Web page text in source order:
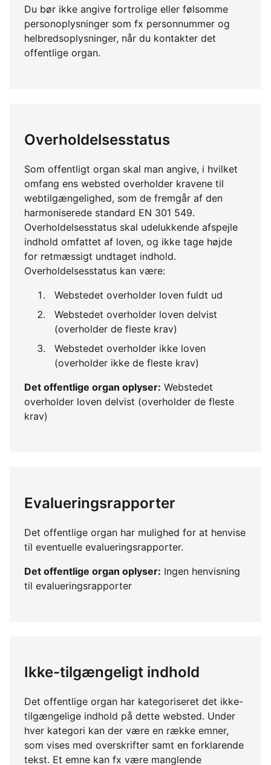
Du bør ikke angive fortrolige eller følsomme
personoplysninger som fx personnummer og
helbredsoplysninger, når du kontakter det
offentlige organ.
Overholdelsesstatus
Som offentligt organ skal man angive, i hvilket
omfang ens websted overholder kravene til
webtilgængelighed, som de fremgår af den
harmoniserede standard EN 301 549.
Overholdelsesstatus skal udelukkende afspejle
indhold omfattet af loven, og ikke tage højde
for retmæssigt undtaget indhold.
Overholdelsesstatus kan være:
Webstedet overholder loven fuldt ud
Webstedet overholder loven delvist
(overholder de fleste krav)
Webstedet overholder ikke loven
(overholder ikke de fleste krav)
Det offentlige organ oplyser: Webstedet
overholder loven delvist (overholder de fleste
krav)
Evalueringsrapporter
Det offentlige organ har mulighed for at henvise
til eventuelle evalueringsrapporter.
Det offentlige organ oplyser: Ingen henvisning
til evalueringsrapporter
Ikke-tilgængeligt indhold
Det offentlige organ har kategoriseret det ikke-
tilgængelige indhold på dette websted. Under
hver kategori kan der være en række emner,
som vises med overskrifter samt en forklarende
tekst. Et emne kan fx være manglende